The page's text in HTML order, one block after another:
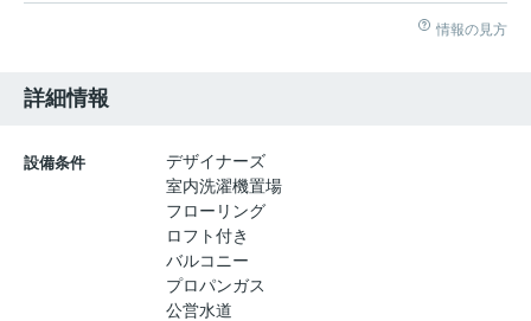
情報の見方
詳細情報
設備条件
デザイナーズ
室内洗濯機置場
フローリング
ロフト付き
バルコニー
プロパンガス
公営水道